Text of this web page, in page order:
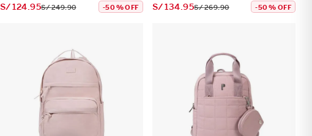
S/124 95S/249.90 -50 %OFF S/134 .95S/269.90 -50 % OFF